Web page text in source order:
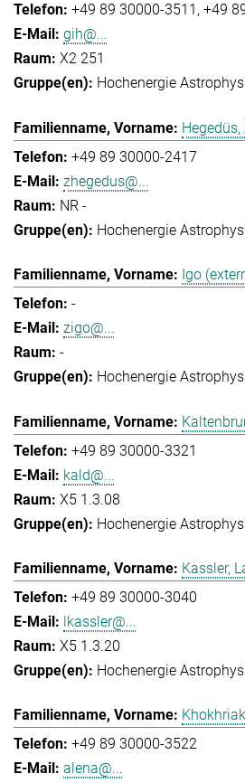
+49 89 30000-3511 +49
gih@...
X2 251
Hochenergie
+49 89 30000-2417
zhegedus@...
NR -
Hochenergie
Igo
-
zigo@...
-
Hochenergie
+49 89 30000-3321
kald@...
X5 1.3.08
Hochenergie
Kassler,
+49 89 30000-3040
lkassler@...
X5 1.3.20
Hochenergie
+49 89 30000-3522
alena@...